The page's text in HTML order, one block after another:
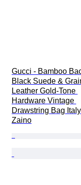
Gucci - Bamboo
Black Suede &
Leather Gold-Tone
Hardware Vintage
Drawstring Bag
Zaino